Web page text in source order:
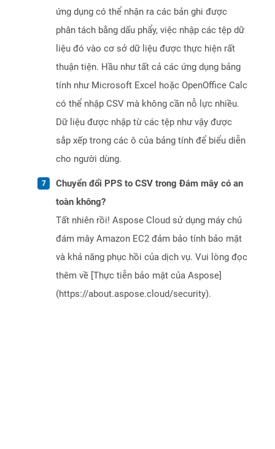
ứng dụng có thể nhận ra các bản ghi được
phân tách bằng dấu phẩy, việc nhập các tệp dữ
liệu đó vào cơ sở dữ liệu được thực hiện rất
thuận tiện. Hầu như tất cả các ứng dụng bảng
tính như Microsoft Excel hoặc OpenOffice Calc
có thể nhập CSV mà không cần nỗ lực nhiều.
Dữ liệu được nhập từ các tệp như vậy được
sắp xếp trong các ô của bảng tính để biểu diễn
cho người dùng.
Chuyển đổi PPS to CSV trong Đám mây có an
toàn không?
Tất nhiên rồi! Aspose Cloud sử dụng máy chủ
đám mây Amazon EC2 đảm bảo tính bảo mật
và khả năng phục hồi của dịch vụ. Vui lòng đọc
thêm về [Thực tiễn bảo mật của Aspose]
(https://about.aspose.cloud/security).